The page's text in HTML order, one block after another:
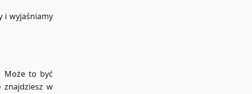
i wyjaśniamy
Może to być
znajdziesz w